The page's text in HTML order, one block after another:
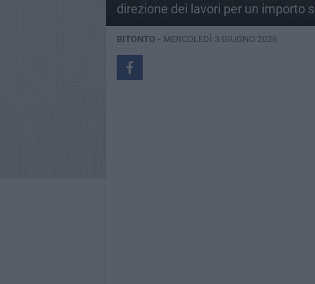
direzione dei lavori per un importo
BITONTO - MERCOLEDÌ 3 GIUGNO 2026